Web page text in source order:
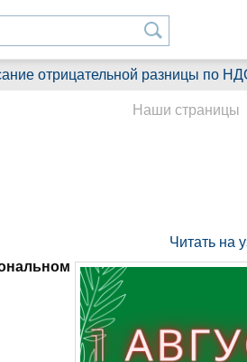
отрицательной разницы по НДС
Читать на
Наши страницы